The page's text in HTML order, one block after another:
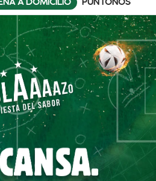
A DOMICILIO PUNTOÑOS